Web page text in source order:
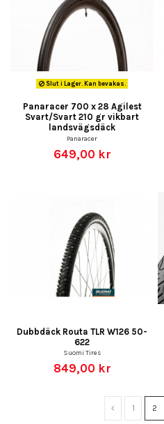
Slut i Lager. Kan bevakas.
Panaracer 700 x 28 Agilest
Svart/Svart 210 gr vikbart
landsvägsdäck
Panaracer
649,00 kr
Dubbdäck Routa TLR W126 50-
622
Suomi Tires
849,00 kr
1 2